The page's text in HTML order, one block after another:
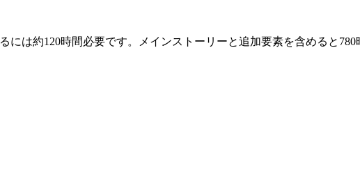
は約120時間必要です。メインストーリーと追加要素を含めると